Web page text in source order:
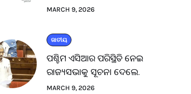
MARCH 9, 2026
ଜାତୀୟ
ପଶ୍ଚିମ ଏସିଆର ପରିସ୍ଥିତି ନେଇ
ରାଜ୍ୟସଭାକୁ ସୂଚନା ଦେଲେ.
MARCH 9, 2026